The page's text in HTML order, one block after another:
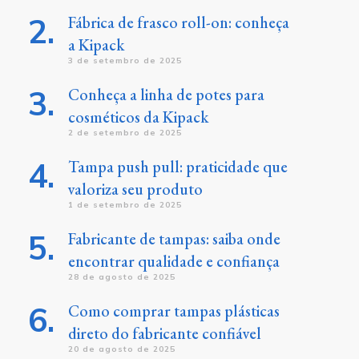
Fábrica de frasco roll-on: conheça
a Kipack
3 de setembro de 2025
Conheça a linha de potes para
cosméticos da Kipack
2 de setembro de 2025
Tampa push pull: praticidade que
valoriza seu produto
1 de setembro de 2025
Fabricante de tampas: saiba onde
encontrar qualidade e confiança
28 de agosto de 2025
Como comprar tampas plásticas
direto do fabricante confiável
20 de agosto de 2025